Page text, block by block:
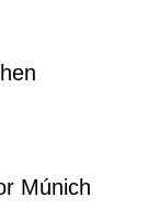
Múnich